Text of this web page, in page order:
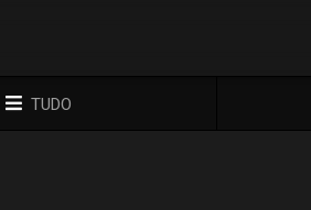
TUDO